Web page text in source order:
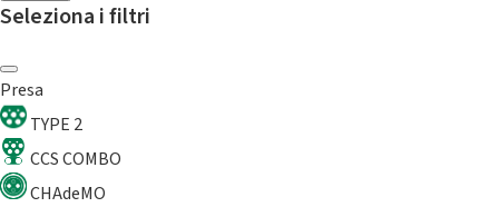
Seleziona i filtri
Presa
TYPE 2
CCS COMBO
CHAdeMO